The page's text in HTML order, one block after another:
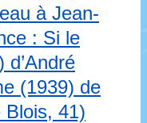
à Jean-
: Si le
d’André
(1939) de
Blois, 41)